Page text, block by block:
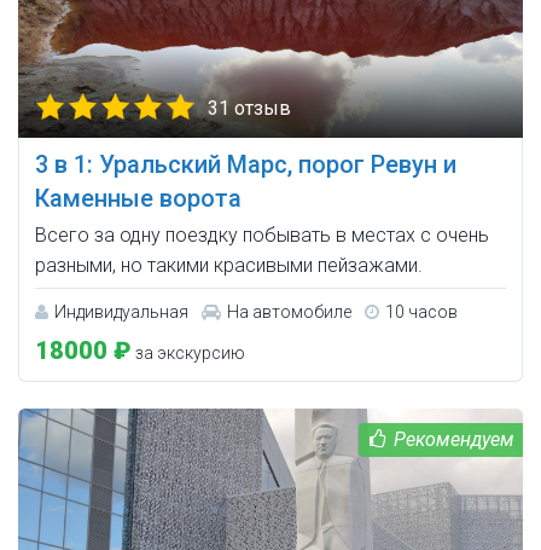
31 отзыв
3 в 1: Уральский Марс, порог Ревун и
Каменные ворота
Всего за одну поездку побывать в местах с очень
разными, но такими красивыми пейзажами.
Индивидуальная На автомобиле 10 часов
18000 ₽ за экскурсию